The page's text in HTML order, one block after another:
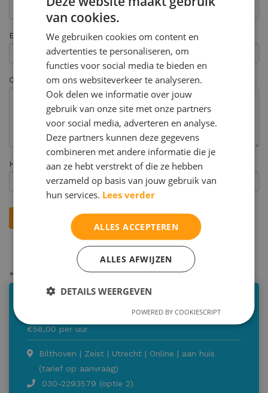
Email *
Opmerking
Hoe heeft u ons gevonden? *
* = verplicht
Examentraining scheikunde
€58,00 per uur
Bilthoven | Zeist | Utrecht | Online | aan huis
(tarief op aanvraag)
030-2293579 (optie 2)
van cookies.
We gebruiken cookies om content en
advertenties te personaliseren, om
functies voor social media te bieden en
om ons websiteverkeer te analyseren.
Ook delen we informatie over jouw
gebruik van onze site met onze partners
voor social media, adverteren en analyse.
Deze partners kunnen deze gegevens
combineren met andere informatie die je
aan ze hebt verstrekt of die ze hebben
verzameld op basis van jouw gebruik van
hun services. Lees verder
ALLES ACCEPTEREN
ALLES AFWIJZEN
DETAILS WEERGEVEN
POWERED BY COOKIESCRIPT